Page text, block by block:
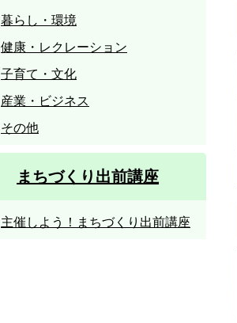
暮らし・環境
健康・レクレーション
子育て・文化
産業・ビジネス
その他
まちづくり出前講座
主催しよう！まちづくり出前講座